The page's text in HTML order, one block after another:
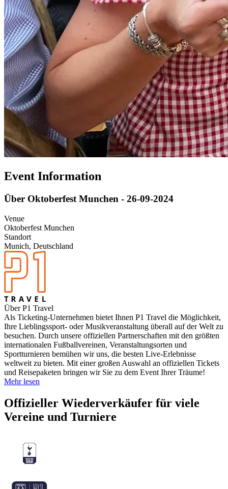
Event Information
Über Oktoberfest Munchen - 26-09-2024
Venue
Oktoberfest Munchen
Standort
Munich, Deutschland
Über P1 Travel
Als Ticketing-Unternehmen bietet Ihnen P1 Travel die Möglichkeit,
Ihre Lieblingssport- oder Musikveranstaltung überall auf der Welt zu
besuchen. Durch unsere offiziellen Partnerschaften mit den größten
internationalen Fußballvereinen, Veranstaltungsorten und
Sportturnieren bemühen wir uns, die besten Live-Erlebnisse
weltweit zu bieten. Mit einer großen Auswahl an offiziellen Tickets
und Reisepaketen bringen wir Sie zu dem Event Ihrer Träume!
Mehr lesen
Offizieller Wiederverkäufer für viele
Vereine und Turniere